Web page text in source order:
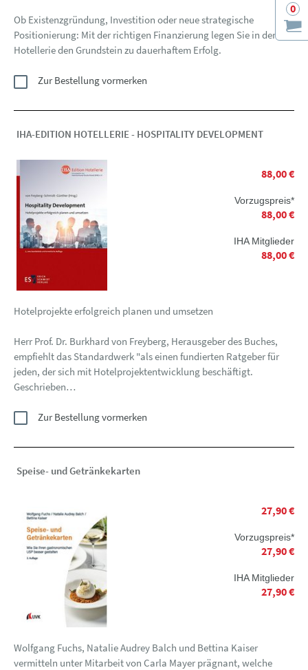
0
Ob Existenzgründung, Investition oder neue strategische
Positionierung: Mit der richtigen Finanzierung legen Sie in der
Hotellerie den Grundstein zu dauerhaftem Erfolg.
Zur Bestellung vormerken
IHA-EDITION HOTELLERIE - HOSPITALITY DEVELOPMENT
88,00 €
Vorzugspreis*
88,00 €
IHA Mitglieder
88,00 €
Hotelprojekte erfolgreich planen und umsetzen
Herr Prof. Dr. Burkhard von Freyberg, Herausgeber des Buches,
empfiehlt das Standardwerk "als einen fundierten Ratgeber für
jeden, der sich mit Hotelprojektentwicklung beschäftigt.
Geschrieben…
Zur Bestellung vormerken
Speise- und Getränkekarten
27,90 €
Vorzugspreis*
27,90 €
IHA Mitglieder
27,90 €
Wolfgang Fuchs, Natalie Audrey Balch und Bettina Kaiser
vermitteln unter Mitarbeit von Carla Mayer prägnant, welche